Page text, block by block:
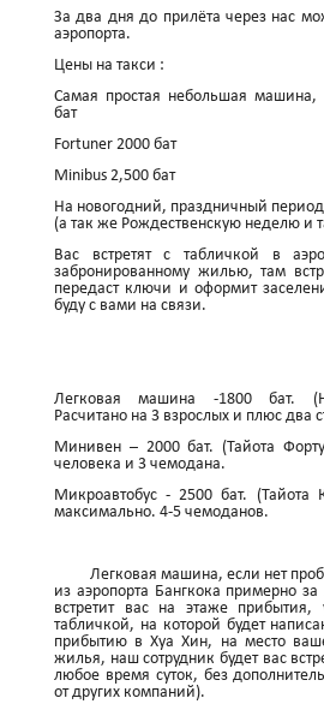
За два дня до прилёта через нас
аэропорта.
Цены на такси :
Самая простая небольшая
бат
Fortuner 2000 бат
Minibus 2,500 бат
На новогодний, праздничный период
(а так же Рождественскую неделю и
Вас встретят с табличкой в
забронированному жилью, там
передаст ключи и оформит
буду с вами на связи.
Легковая машина -1800 бат.
Расчитано на 3 взрослых и плюс два
Минивен – 2000 бат. (Тайота
человека и 3 чемодана.
Микроавтобус - 2500 бат. (Тайота
максимально. 4-5 чемоданов.
Легковая машина, если нет
из аэропорта Бангкока примерно
встретит вас на этаже
табличкой, на которой будет
прибытию в Хуа Хин, на место
жилья, наш сотрудник будет вас
любое время суток, без
от других компаний).